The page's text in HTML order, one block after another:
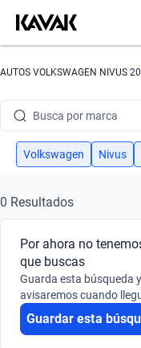
AUTOS VOLKSWAGEN NIVUS
Busca por marca
Busca por modelo
Busca por año
Busca por marca
Busca por modelo
Volkswagen Nivus
0 Resultados
Por ahora no
que buscas
Guarda esta búsqueda
avisaremos cuando
Guardar esta